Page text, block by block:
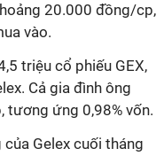
20.000 đồng/cp,
vào.
triệu cổ phiếu GEX,
Cả gia đình ông
tương ứng 0,98% vốn.
Gelex cuối tháng